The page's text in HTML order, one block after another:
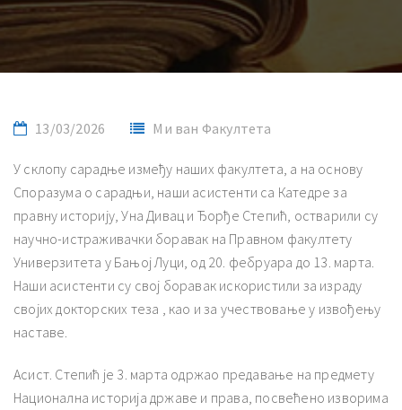
13/03/2026 Ми ван Факултета
У склопу сарадње између наших факултета, а на основу
Споразума о сарадњи, наши асистенти са Катедре за
правну историју, Уна Дивац и Ђорђе Степић, остварили су
научно-истраживачки боравак на Правном факултету
Универзитета у Бањој Луци, од 20. фебруара до 13. марта.
Наши асистенти су свој боравак искористили за израду
својих докторских теза , као и за учествовање у извођењу
наставе.
Асист. Степић је 3. марта одржао предавање на предмету
Национална историја државе и права, посвећено изворима